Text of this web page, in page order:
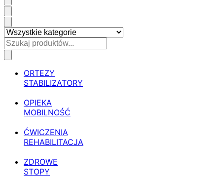
ORTEZY
STABILIZATORY
OPIEKA
MOBILNOŚĆ
ĆWICZENIA
REHABILITACJA
ZDROWE
STOPY